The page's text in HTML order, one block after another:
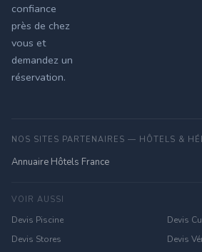
confiance
près de chez
vous et
demandez un
réservation.
NOS SITES PARTENAIRES — HÔTELS &
Annuaire Hôtels France
VOIR AUSSI
Devis Piscine
Devis
Devis Stores
Devis